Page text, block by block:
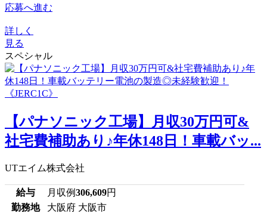
応募へ進む
詳しく
見る
スペシャル
【パナソニック工場】月収30万円可&
社宅費補助あり♪年休148日！車載バッ...
UTエイム株式会社
給与 月収例306,609円
勤務地
大阪府 大阪市